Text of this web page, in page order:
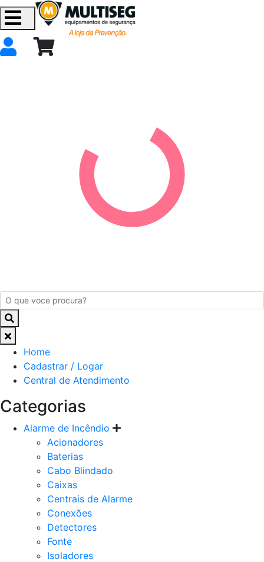
Home
Cadastrar / Logar
Central de Atendimento
Categorias
Alarme de Incêndio
Acionadores
Baterias
Cabo Blindado
Caixas
Centrais de Alarme
Conexões
Detectores
Fonte
Isoladores